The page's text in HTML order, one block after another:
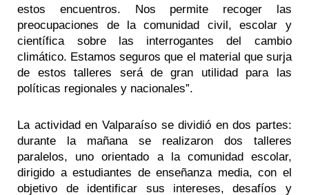
estos encuentros. Nos permite recoger las
preocupaciones de la comunidad civil, escolar y
científica sobre las interrogantes del cambio
climático. Estamos seguros que el material que surja
de estos talleres será de gran utilidad para las
políticas regionales y nacionales”.
La actividad en Valparaíso se dividió en dos partes:
durante la mañana se realizaron dos talleres
paralelos, uno orientado a la comunidad escolar,
dirigido a estudiantes de enseñanza media, con el
objetivo de identificar sus intereses, desafíos y